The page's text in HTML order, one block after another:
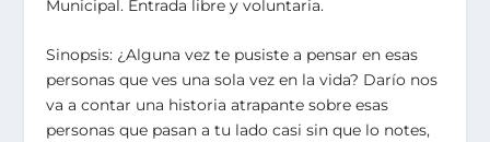
Municipal. Entrada libre y voluntaria.
Sinopsis: ¿Alguna vez te pusiste a pensar en esas
personas que ves una sola vez en la vida? Darío nos
va a contar una historia atrapante sobre esas
personas que pasan a tu lado casi sin que lo notes,